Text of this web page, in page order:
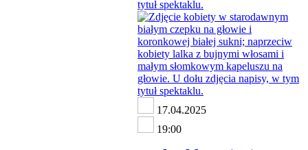
17.04.2025
19:00